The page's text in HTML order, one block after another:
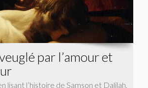
par l’amour et
lisant l’histoire de Samson et Dalilah,